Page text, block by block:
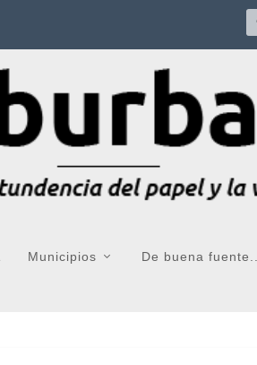
Municipios De buena fuente...